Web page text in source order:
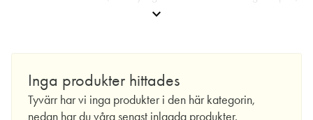
Preslav och Shumen. Där har den en lång historia i såväl
den inte kontrolleras noggrant kan den ge mycket stora skördar,
läggs därför stor vikt vid beskärning, grönskörd och
jordbruksmetoder som styr växtkraften för att uppnå bättre balans i
frukten.
expand_more
Inga produkter hittades
Tyvärr har vi inga produkter i den här kategorin,
nedan har du våra senast inlagda produkter.